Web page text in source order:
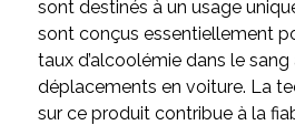
sont destinés à un usage
sont conçus essentiellement
taux d’alcoolémie dans le
déplacements en voiture. La
sur ce produit contribue à la